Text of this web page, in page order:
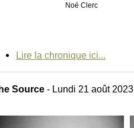
Noé Clerc
Lire la chronique ici...
Source - Lundi 21 août 2023